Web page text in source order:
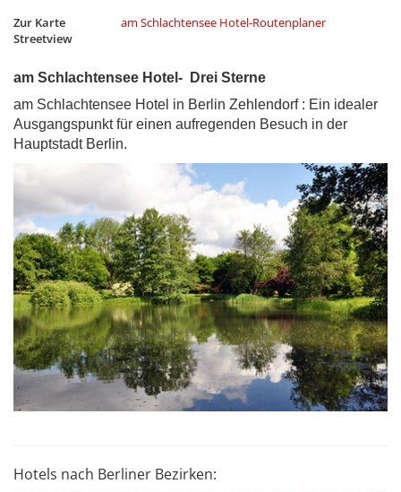
Zur Karte
Streetview
am Schlachtensee Hotel-Routenplaner
am Schlachtensee Hotel- Drei Sterne
am Schlachtensee Hotel in Berlin Zehlendorf : Ein idealer
Ausgangspunkt für einen aufregenden Besuch in der
Hauptstadt Berlin.
Hotels nach Berliner Bezirken: